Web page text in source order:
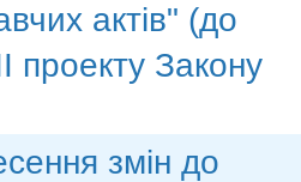
актів" (до
проекту Закону
змін до